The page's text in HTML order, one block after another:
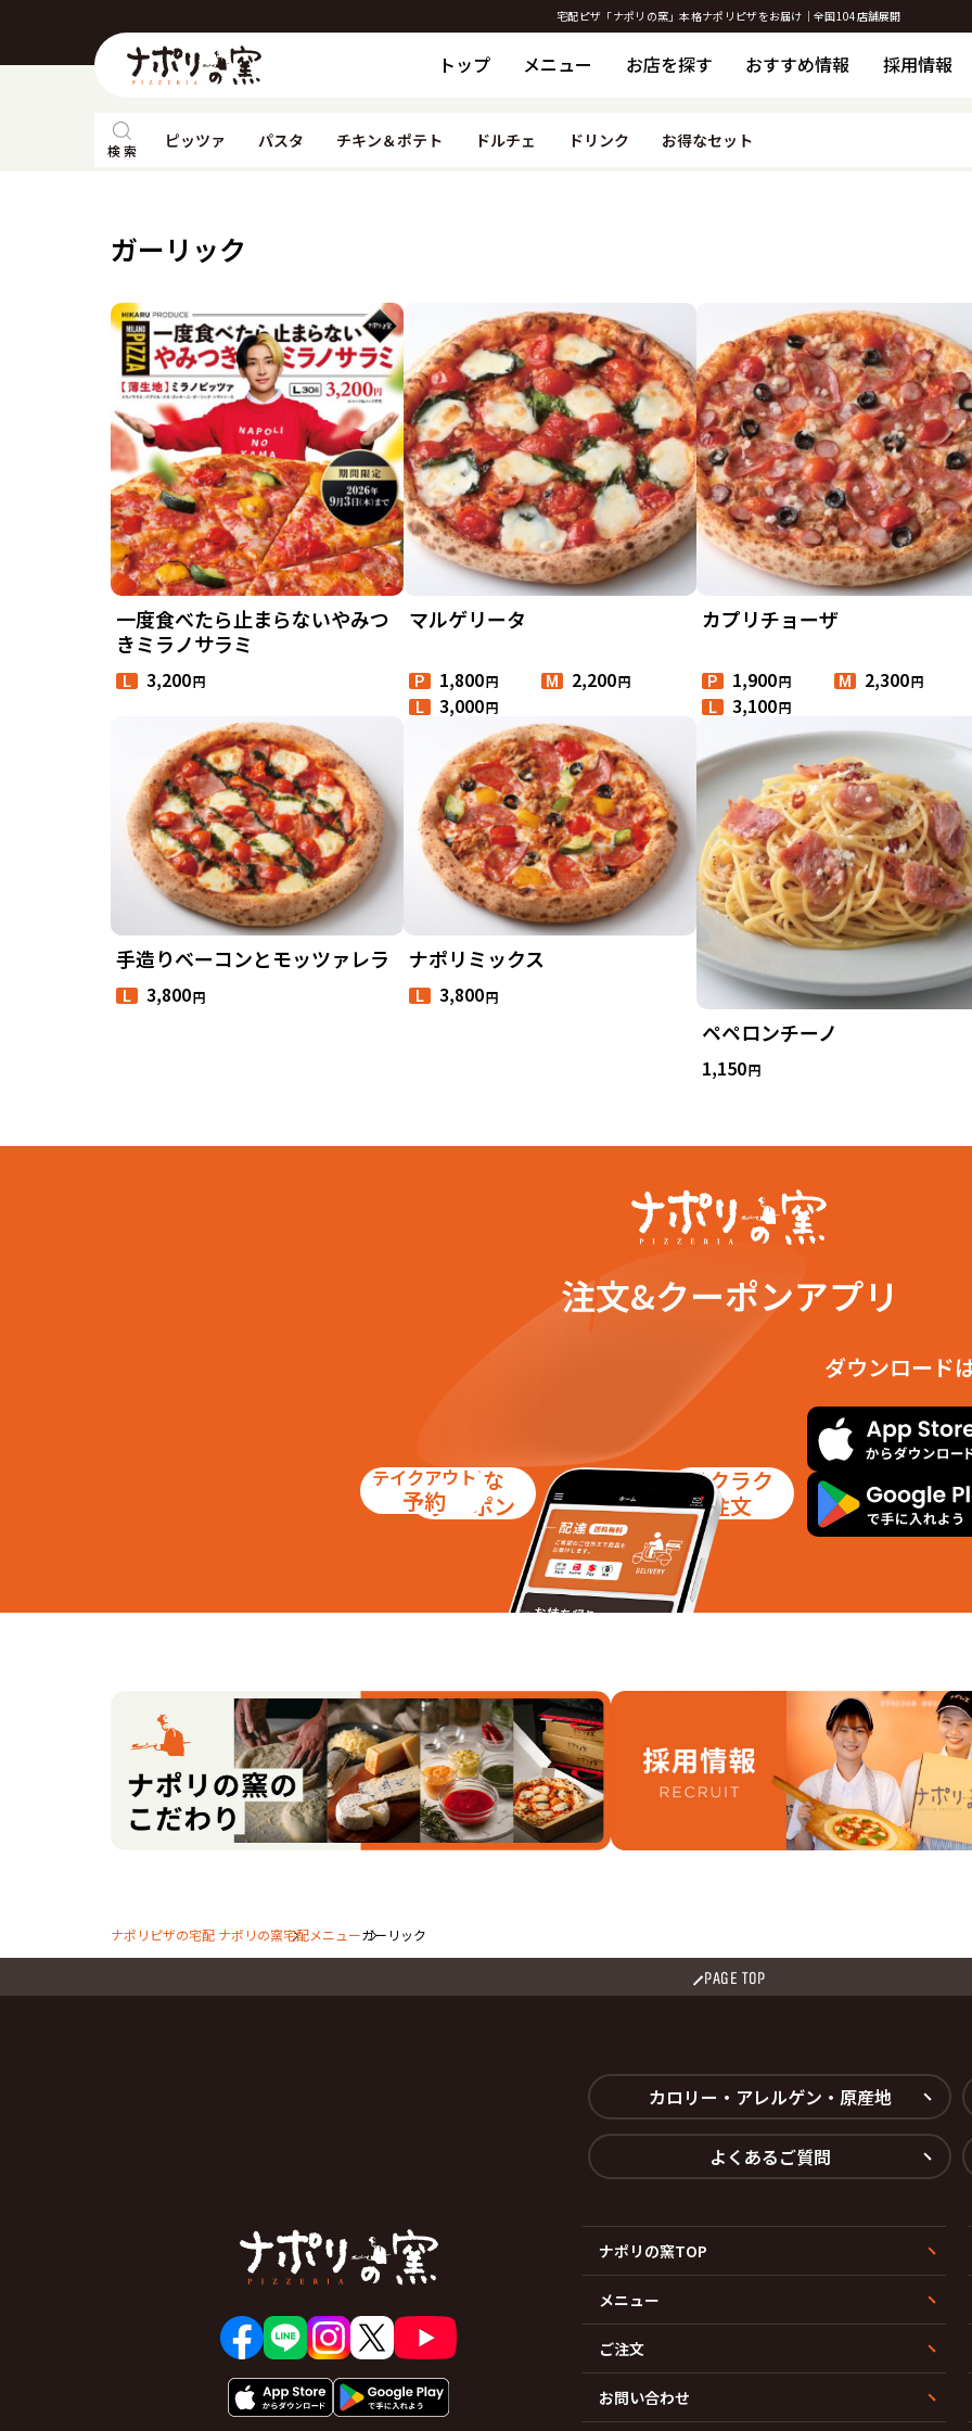
宅配ピザ「ナポリの窯」本格ナポリピザをお届け｜全国104店舗展開
トップ メニュー お店を探す おすすめ情報 採用情報
検 索 ピッツァ パスタ チキン＆ポテト ドルチェ ドリンク お得なセット
ガーリック
一度食べたら止まらないやみつ
きミラノサラミ
L 3,200円
マルゲリータ
P 1,800円 M 2,200円
L 3,000円
カプリチョーザ
P 1,900円 M 2,300円
L 3,100円
手造りベーコンとモッツァレラ
L 3,800円
ナポリミックス
L 3,800円
ペペロンチーノ
1,150円
注文&クーポンアプリ
お得な
クーポン
テイクアウト
予約
ラクラク
注文
ダウンロード
ナポリピザの宅配 ナポリの窯宅配メニューガーリック
PAGE TOP
カロリー・アレルゲン・原産地
よくあるご質問
ナポリの窯TOP
メニュー
ご注文
お問い合わせ